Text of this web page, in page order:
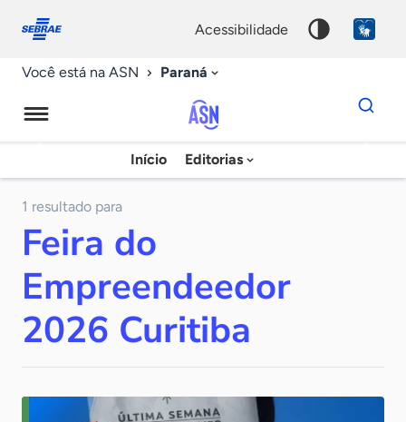
conosco
acessibilidade
Você está na ASN Paraná
Agência
Sebrae
Início Editorias
Dados
para
chave
1 resultado para
Feira do
Empreendeedor
2026 Curitiba